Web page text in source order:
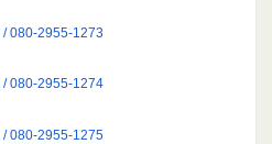
080-2955-1273
080-2955-1274
080-2955-1275